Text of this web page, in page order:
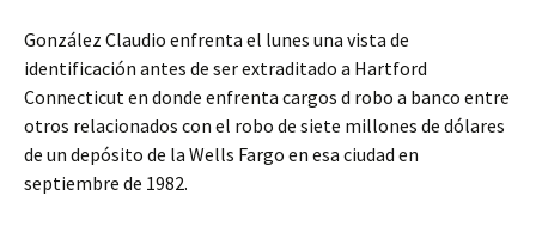
González Claudio enfrenta el lunes una vista de
identificación antes de ser extraditado a Hartford
Connecticut en donde enfrenta cargos d robo a banco entre
otros relacionados con el robo de siete millones de dólares
de un depósito de la Wells Fargo en esa ciudad en
septiembre de 1982.